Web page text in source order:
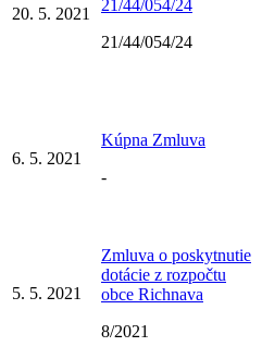
20. 5. 2021
21/44/054/24
21/44/054/24
6. 5. 2021
Kúpna Zmluva
-
5. 5. 2021
Zmluva o poskytnutie
dotácie z rozpočtu
obce Richnava
8/2021